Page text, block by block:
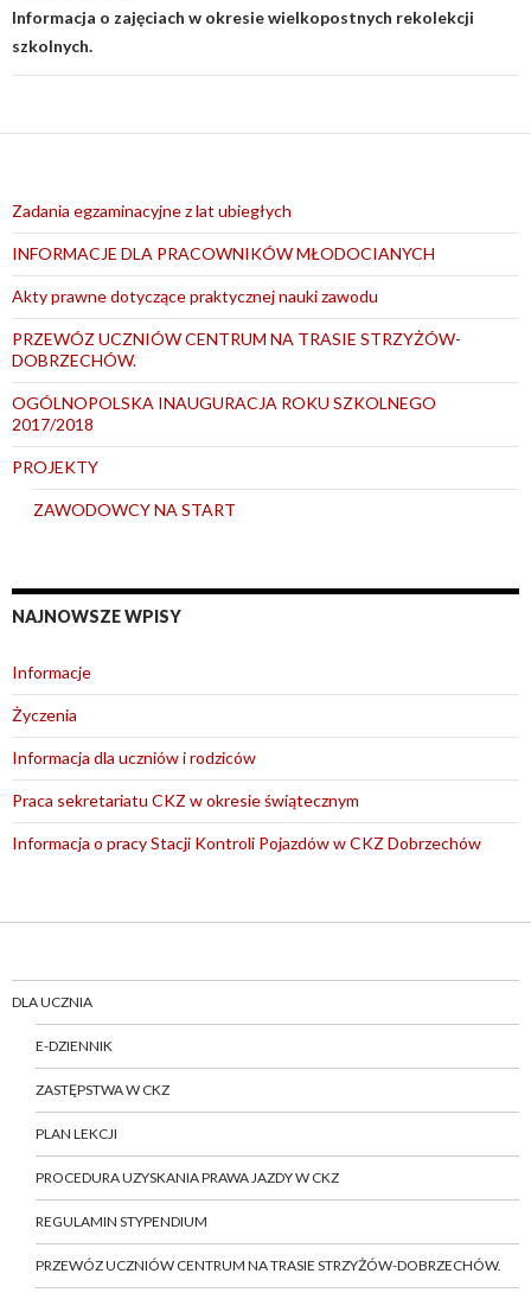
Informacja o zajęciach w okresie wielkopostnych rekolekcji
szkolnych.
Zadania egzaminacyjne z lat ubiegłych
INFORMACJE DLA PRACOWNIKÓW MŁODOCIANYCH
Akty prawne dotyczące praktycznej nauki zawodu
PRZEWÓZ UCZNIÓW CENTRUM NA TRASIE STRZYŻÓW-
DOBRZECHÓW.
OGÓLNOPOLSKA INAUGURACJA ROKU SZKOLNEGO
2017/2018
PROJEKTY
ZAWODOWCY NA START
NAJNOWSZE WPISY
Informacje
Życzenia
Informacja dla uczniów i rodziców
Praca sekretariatu CKZ w okresie świątecznym
Informacja o pracy Stacji Kontroli Pojazdów w CKZ Dobrzechów
DLA UCZNIA
E-DZIENNIK
ZASTĘPSTWA W CKZ
PLAN LEKCJI
PROCEDURA UZYSKANIA PRAWA JAZDY W CKZ
REGULAMIN STYPENDIUM
PRZEWÓZ UCZNIÓW CENTRUM NA TRASIE STRZYŻÓW-DOBRZECHÓW.